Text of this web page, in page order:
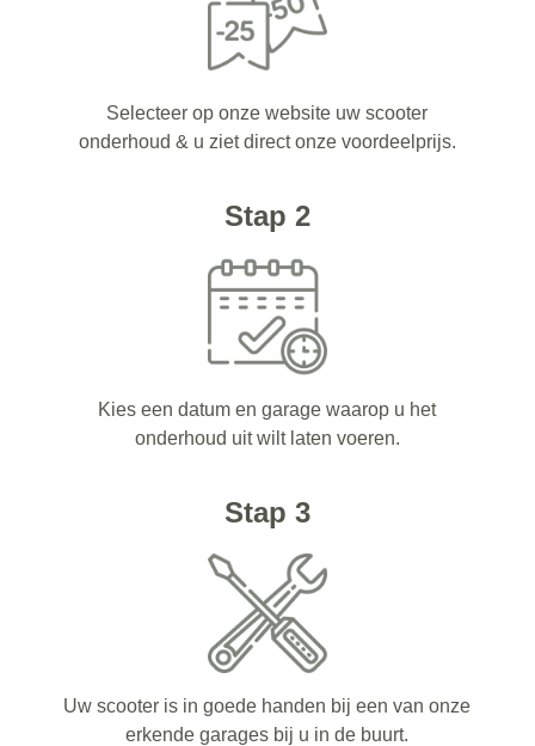
Selecteer op onze website uw scooter
onderhoud & u ziet direct onze voordeelprijs.
Stap 2
Kies een datum en garage waarop u het
onderhoud uit wilt laten voeren.
Stap 3
Uw scooter is in goede handen bij een van onze
erkende garages bij u in de buurt.